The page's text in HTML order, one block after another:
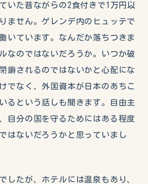
いた昔ながらの2食付きで1万円以
ません。ゲレンデ内のヒュッテで
いています。なんだか落ちつきま
なのではないだろうか。いつか破
鎖されるのではないかと心配にな
でなく、外国資本が日本のあちこ
るという話しも聞きます。自由主
自分の国を守るためにはある程度
はないだろうかと思っていまし
したが、ホテルには温泉もあり、